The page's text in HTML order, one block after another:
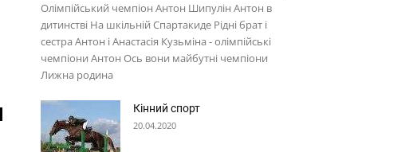
Олімпійський чемпіон Антон Шипулін Антон в
дитинстві На шкільній Спартакиде Рідні брат і
сестра Антон і Анастасія Кузьміна - олімпійські
чемпіони Антон Ось вони майбутні чемпіони
Лижна родина
Кінний спорт
20.04.2020